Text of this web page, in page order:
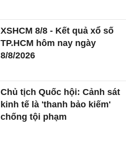
XSHCM 8/8 - Kết quả xổ số
TP.HCM hôm nay ngày
8/8/2026
Chủ tịch Quốc hội: Cảnh sát
kinh tế là 'thanh bảo kiếm'
chống tội phạm